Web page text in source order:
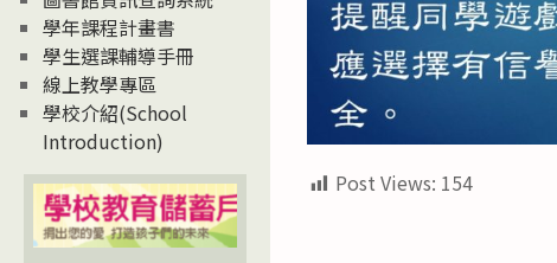
Post Views: 154
學年課程計畫書
學生選課輔導手冊
線上教學專區
學校介紹(School
Introduction)